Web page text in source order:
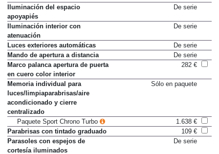
Filtro de carbón activo
De serie
Iluminación del espacio
apoyapiés
Iluminación interior con
atenuación
Luces exteriores automáticas
De serie
Mando de apertura a distancia
De serie
Marco palanca apertura de puerta
en cuero color interior
Memoria individual para
luces/limpiaparabrisas/aire
acondicionado y cierre
centralizado
Paquete Sport Chrono Turbo
1.638 €
Parabrisas con tintado graduado
109 €
Parasoles con espejos de